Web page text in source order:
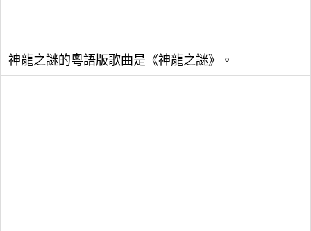
神龍之謎的粵語版歌曲是《神龍之謎》。